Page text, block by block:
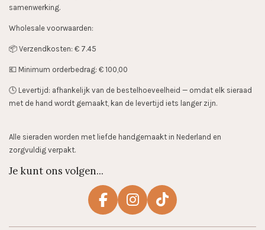
samenwerking.
Wholesale voorwaarden:
📦 Verzendkosten: € 7.45
💶 Minimum orderbedrag: € 100,00
🕓 Levertijd: afhankelijk van de bestelhoeveelheid — omdat elk sieraad
met de hand wordt gemaakt, kan de levertijd iets langer zijn.
Alle sieraden worden met liefde handgemaakt in Nederland en
zorgvuldig verpakt.
Je kunt ons volgen...
F
I
T